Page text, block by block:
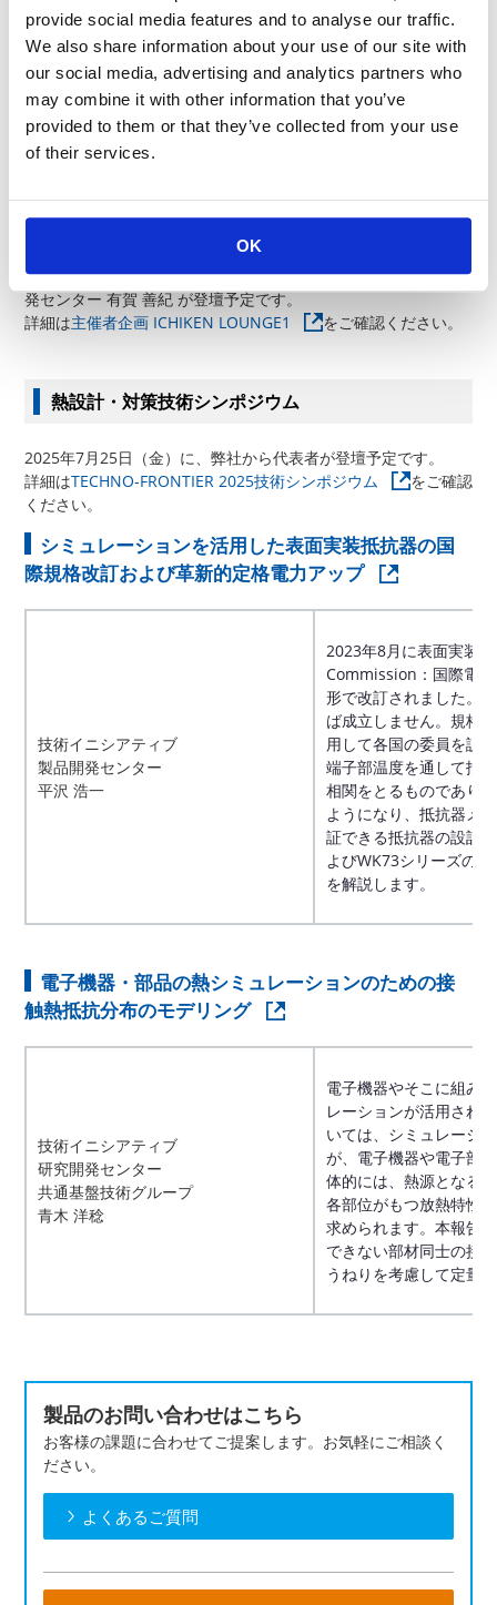
provide social media features and to analyse our traffic.
We also share information about your use of our site with
our social media, advertising and analytics partners who
may combine it with other information that you’ve
provided to them or that they’ve collected from your use
of their services.
OK
ン氏との対談企画／
2025年7月24日（木）に、弊社から 技術イニシアティブ 研究開
発センター 有賀 善紀 が登壇予定です。
詳細は主催者企画 ICHIKEN LOUNGE1 をご確認ください。
熱設計・対策技術シンポジウム
2025年7月25日（金）に、弊社から代表者が登壇予定です。
詳細はTECHNO-FRONTIER 2025技術シンポジウム
をご確認
ください。
シミュレーションを活用した表面実装抵抗器の国
際規格改訂および革新的定格電力アップ
技術イニシアティブ
製品開発センター
平沢 浩一
2023年8月に表面実装
Commission：国際電
形で改訂されました。
ば成立しません。規格
用して各国の委員を説
端子部温度を通して抵
相関をとるものであり
ようになり、抵抗器メ
証できる抵抗器の設計
よびWK73シリーズの
を解説します。
電子機器・部品の熱シミュレーションのための接
触熱抵抗分布のモデリング
技術イニシアティブ
研究開発センター
共通基盤技術グループ
青木 洋稔
電子機器やそこに組み
レーションが活用され
いては、シミュレーシ
が、電子機器や電子部
体的には、熱源となる
各部位がもつ放熱特性
求められます。本報告
できない部材同士の接
うねりを考慮して定量
製品のお問い合わせはこちら
お客様の課題に合わせてご提案します。お気軽にご相談く
ださい。
よくあるご質問